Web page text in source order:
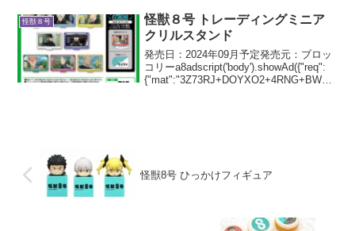
怪獣８号
怪獣８号 トレーディングミニア
クリルスタンド
発売日：2024年09月予定発売元：ブロッ
コリーa8adscript('body').showAd({"req":
{"mat":"3Z73RJ+DOYXO2+4RNG+BWGD
怪獣8号 ひっかけフィギュア